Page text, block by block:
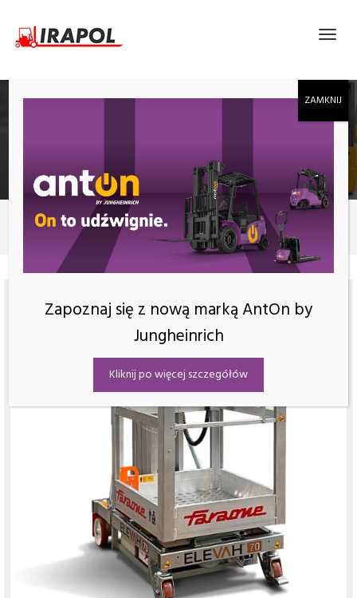
PODEST RUCHOMY PRZESUWANY ELEVAH 70
Produkty Podest ruchomy przesuwany Elevah 70
Zapoznaj się z nową marką AntOn by
Jungheinrich
Kliknij po więcej szczegółów